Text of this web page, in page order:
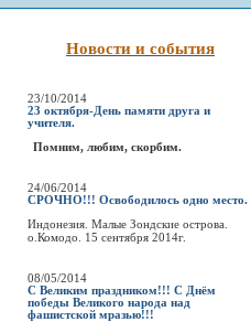
Новости и события
23/10/2014
23 октября-День памяти друга и
учителя.
Помним, любим, скорбим.
24/06/2014
СРОЧНО!!! Освободилось одно место.
Индонезия. Малые Зондские острова.
о.Комодо. 15 сентября 2014г.
08/05/2014
С Великим праздником!!! С Днём
победы Великого народа над
фашистской мразью!!!